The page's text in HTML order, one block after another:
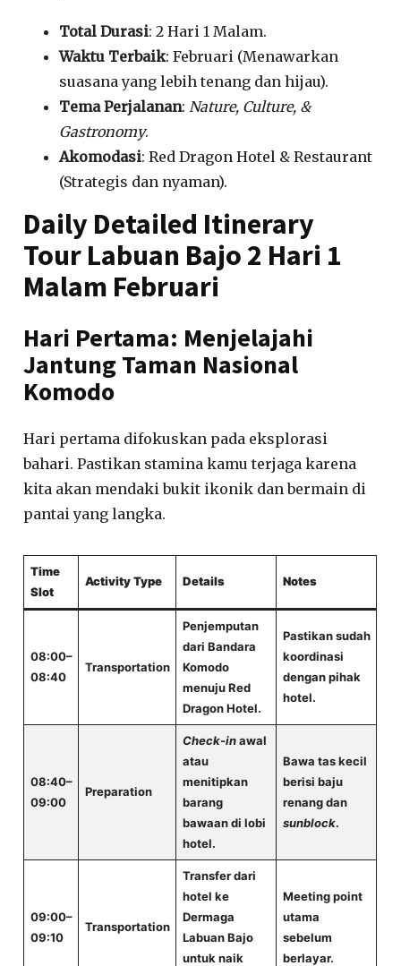
Total Durasi: 2 Hari 1 Malam.
Waktu Terbaik: Februari (Menawarkan
suasana yang lebih tenang dan hijau).
Tema Perjalanan:Nature, Culture, &
Gastronomy.
Akomodasi: Red Dragon Hotel & Restaurant
(Strategis dan nyaman).
Daily Detailed Itinerary
Tour Labuan Bajo 2 Hari 1
Malam Februari
Hari Pertama: Menjelajahi
Jantung Taman Nasional
Komodo
Hari pertama difokuskan pada eksplorasi
bahari. Pastikan stamina kamu terjaga karena
kita akan mendaki bukit ikonik dan bermain di
pantai yang langka.
Time
Slot
Activity Type Details Notes
08:00–
08:40
Transportation
Penjemputan
dari Bandara
Komodo
menuju Red
Dragon Hotel.
Pastikan sudah
koordinasi
dengan pihak
hotel.
08:40–
09:00
Preparation
Check-inawal
atau
menitipkan
barang
bawaan di lobi
hotel.
Bawa tas kecil
berisi baju
renang dan
sunblock.
09:00–
09:10
Transportation
Transfer dari
hotel ke
Dermaga
Labuan Bajo
untuk naik
Meeting point
utama
sebelum
berlayar.